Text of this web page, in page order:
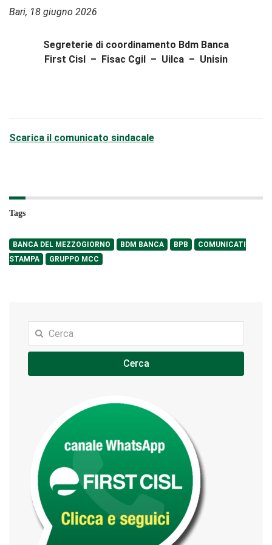
Bari, 18 giugno 2026
Segreterie di coordinamento Bdm Banca
First Cisl – Fisac Cgil – Uilca – Unisin
Scarica il comunicato sindacale
Tags
BANCA DEL MEZZOGIORNO BDM BANCA BPB
COMUNICATI
STAMPA
GRUPPO MCC
Cerca